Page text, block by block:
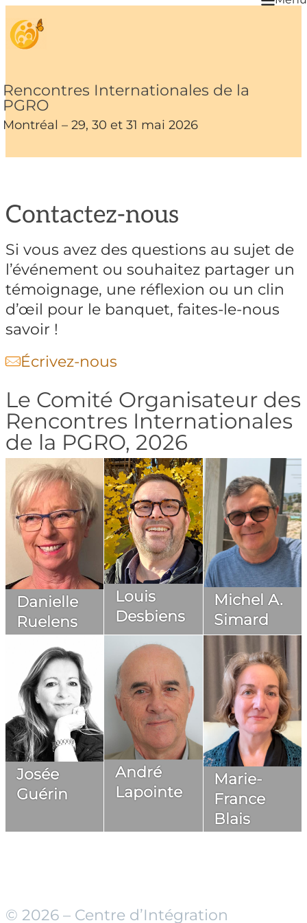
Rencontres Internationales de la
PGRO
Montréal – 29, 30 et 31 mai 2026
Contactez-nous
Si vous avez des questions au sujet de
l’événement ou souhaitez partager un
témoignage, une réflexion ou un clin
d’œil pour le banquet, faites-le-nous
savoir !​
Écrivez-nous
Le Comité Organisateur des
​Rencontres Internationales
de la PGRO, 2026
Danielle
Ruelens
Louis
Desbiens
Michel A.
Simard
Josée
Guérin
André
Lapointe
Marie-
France
Blais
© 2026 – Centre d’Intégration